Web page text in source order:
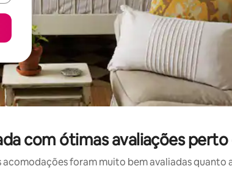
com ótimas avaliações
acomodações foram muito bem avaliadas